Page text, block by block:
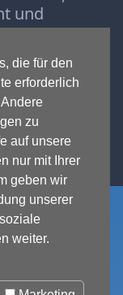
die für den
erforderlich
zu
auf unsere
nur mit Ihrer
geben wir
unserer
weiter.
und
,
&
und
und
Terhaag,